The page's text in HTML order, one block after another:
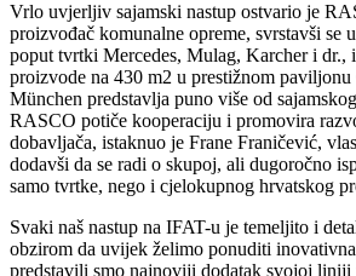
Vrlo uvjerljiv sajamski nastup ostvario je
proizvođač komunalne opreme, svrstavši se
poput tvrtki Mercedes, Mulag, Karcher i dr.,
proizvode na 430 m2 u prestižnom
München predstavlja puno više od
RASCO potiče kooperaciju i promovira
dobavljača, istaknuo je Frane Franičević,
dodavši da se radi o skupoj, ali dugoročno
samo tvrtke, nego i cjelokupnog hrvatskog
Svaki naš nastup na IFAT-u je temeljito i
obzirom da uvijek želimo ponuditi
predstavili smo najnoviji dodatak svojoj